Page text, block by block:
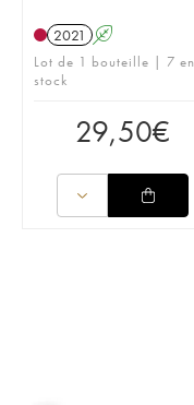
2021 A
Lot de 1 bouteille | 7 en
stock
29,50€